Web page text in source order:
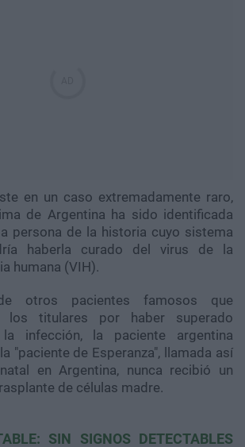
en un caso extremadamente raro,
de Argentina ha sido identificada
persona de la historia cuyo sistema
haberla curado del virus de la
humana (VIH).
otros pacientes famosos que
los titulares por haber superado
la infección, la paciente argentina
"paciente de Esperanza", llamada así
en Argentina, nunca recibió un
de células madre.
SIN SIGNOS DETECTABLES